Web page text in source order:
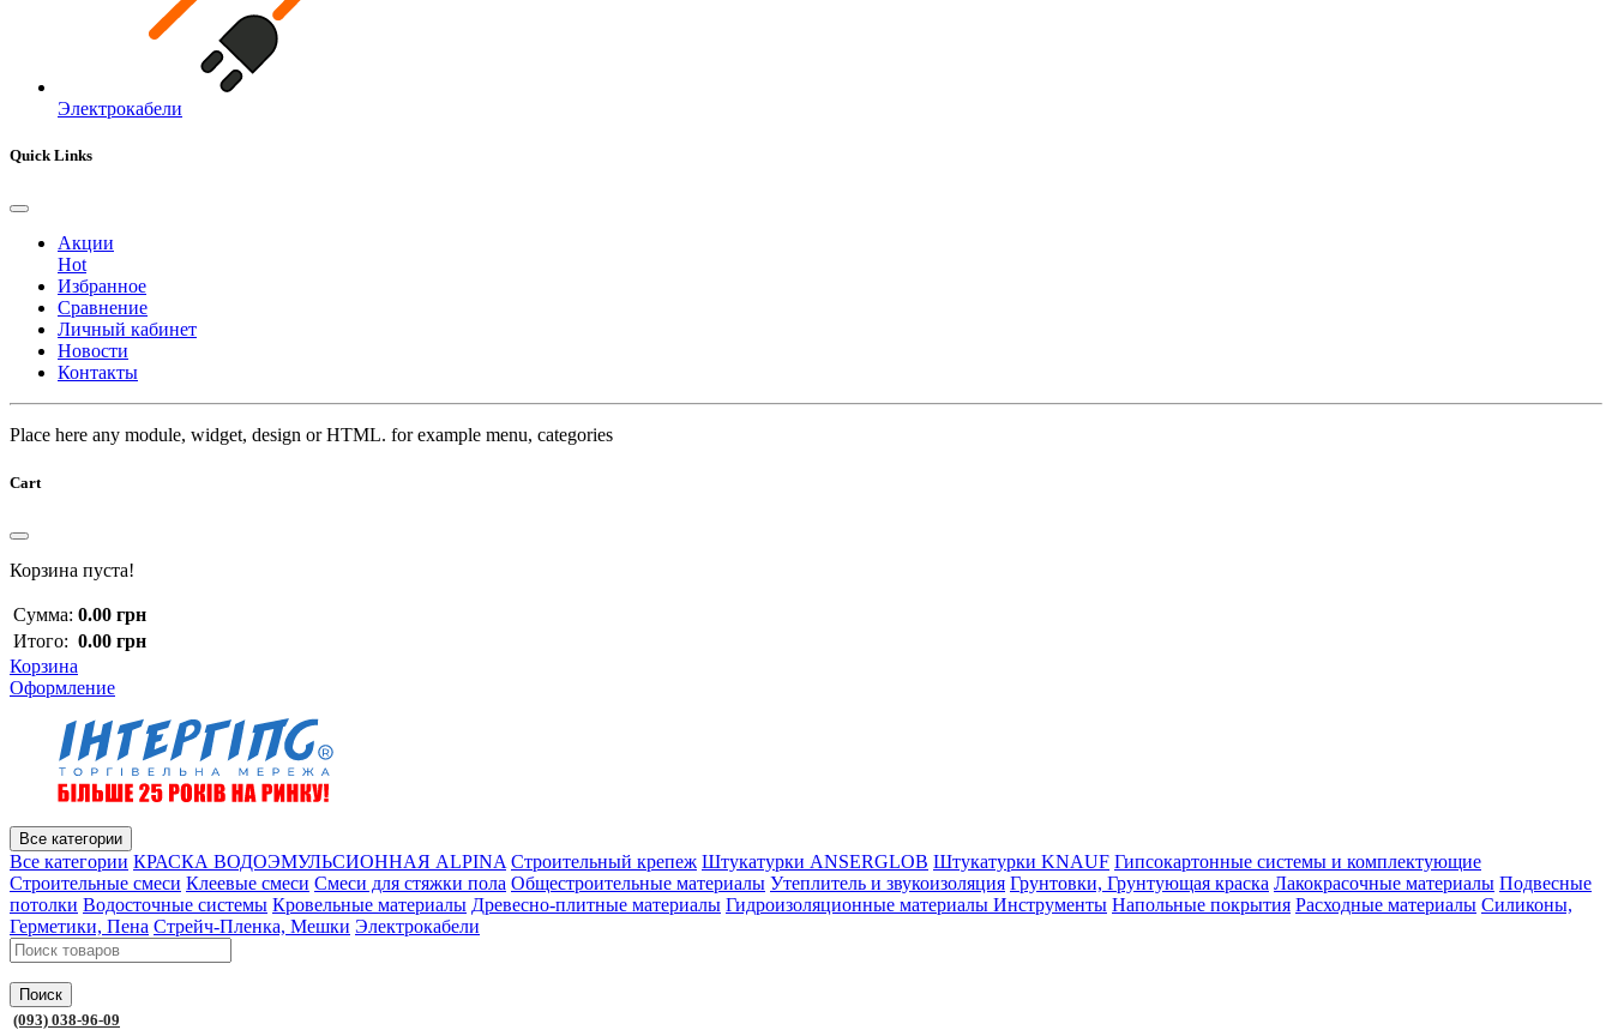
Электрокабели
Quick Links
Акции
Hot
Избранное
Сравнение
Личный кабинет
Новости
Контакты
Place here any module, widget, design or HTML. for example menu, categories
Cart
Корзина пуста!
Сумма: 0.00 грн
Итого: 0.00 грн
Корзина
Оформление
Все категории
Все категории КРАСКА ВОДОЭМУЛЬСИОННАЯ ALPINA Строительный крепеж Штукатурки ANSERGLOB Штукатурки KNAUF Гипсокартонные системы и комплектующие
Строительные смеси Клеевые смеси Смеси для стяжки пола Общестроительные материалы Утеплитель и звукоизоляция Грунтовки, Грунтующая краска Лакокрасочные материалы Подвесные
потолки Водосточные системы Кровельные материалы Древесно-плитные материалы Гидроизоляционные материалы Инструменты Напольные покрытия Расходные материалы Силиконы,
Герметики, Пена Стрейч-Пленка, Мешки Электрокабели
Поиск
(093) 038-96-09